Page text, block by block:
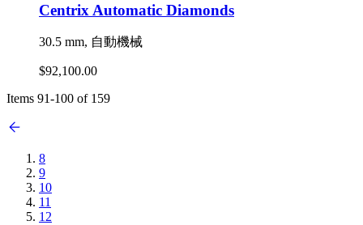
Centrix Automatic Diamonds
30.5 mm, 自動機械
$92,100.00
Items 91-100 of 159
8
9
10
11
12